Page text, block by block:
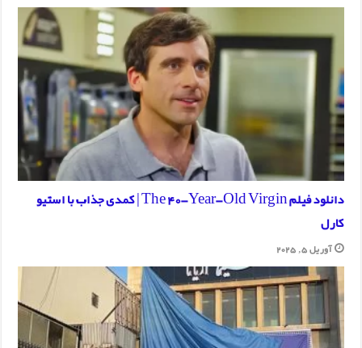
دانلود فیلم The 40-Year-Old Virgin | کمدی جذاب با استیو
کارل
آوریل 5, 2025